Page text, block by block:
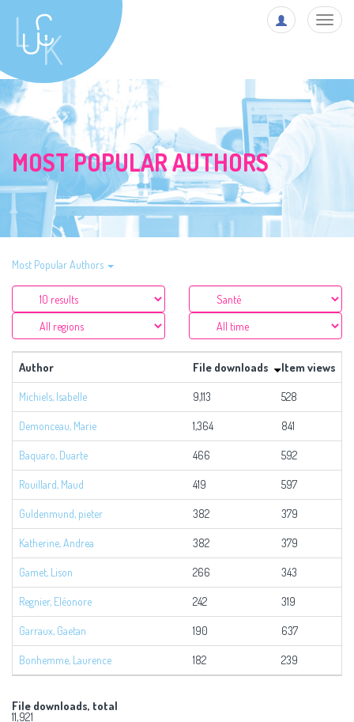
MOST POPULAR AUTHORS
Most Popular Authors
Author File downloads Item views
Michiels, Isabelle 9,113 528
Demonceau, Marie 1,364 841
Baquaro, Duarte 466 592
Rouillard, Maud 419 597
Guldenmund, pieter 382 379
Katherine, Andrea 382 379
Gamet, Lison 266 343
Regnier, Eléonore 242 319
Garraux, Gaetan 190 637
Bonhemme, Laurence 182 239
File downloads, total
11,921